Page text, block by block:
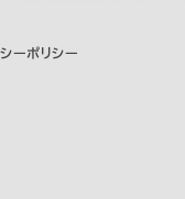
ーポリシー